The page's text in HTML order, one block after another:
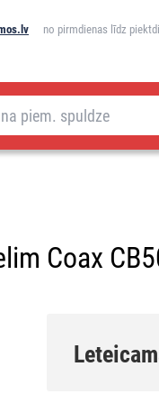
no pirmdienas līdz
Coax